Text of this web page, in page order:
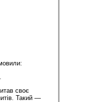
своє
Такий —